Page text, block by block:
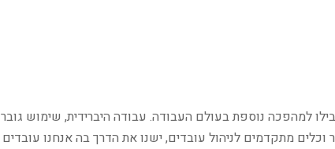
הטכנולוגיים שאנו צפויים לראות בשנת 2025 יובילו למהפכה נוספת בעולם העבודה. עבודה היברידית, שימוש גובר
מתקדמים לניהול עובדים, ישנו את הדרך בה אנחנו עובדים